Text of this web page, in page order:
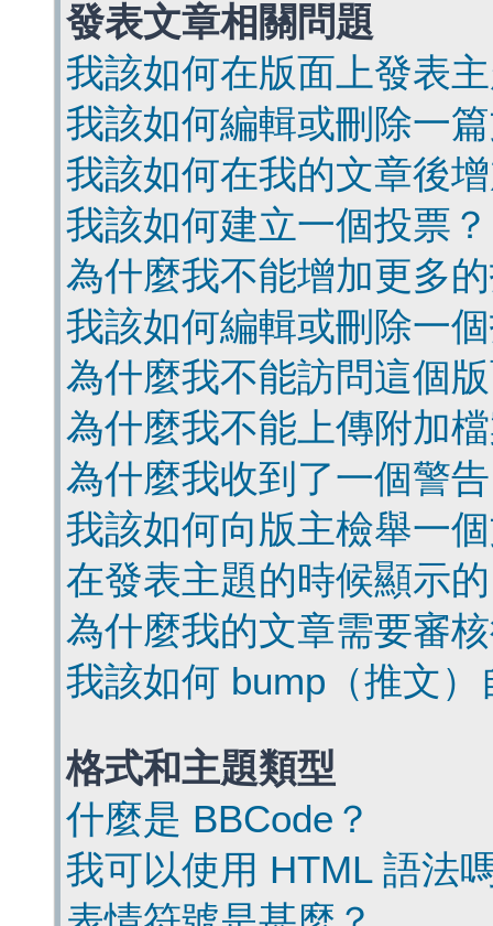
發表文章相關問題
我該如何在版面上發表
我該如何編輯或刪除一
我該如何在我的文章後
我該如何建立一個投票？
為什麼我不能增加更多
我該如何編輯或刪除一
為什麼我不能訪問這個
為什麼我不能上傳附加
為什麼我收到了一個警
我該如何向版主檢舉一
在發表主題的時候顯示
為什麼我的文章需要審
我該如何 bump（推文
格式和主題類型
什麼是 BBCode？
我可以使用 HTML 語法